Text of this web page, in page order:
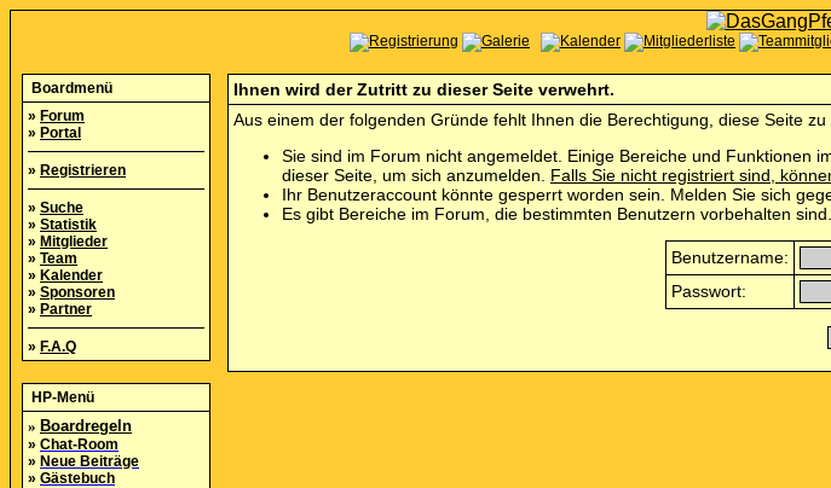
Boardmenü
» Forum
» Portal
» Registrieren
» Suche
» Statistik
» Mitglieder
» Team
» Kalender
» Sponsoren
» Partner
» F.A.Q
HP-Menü
» Boardregeln
» Chat-Room
» Neue Beiträge
» Gästebuch
Ihnen wird der Zutritt zu dieser Seite verwehrt.
Aus einem der folgenden Gründe fehlt Ihnen die Berechtigung, diese Seite zu
Sie sind im Forum nicht angemeldet. Einige Bereiche und Funktionen
dieser Seite, um sich anzumelden. Falls Sie nicht registriert sind,
Ihr Benutzeraccount könnte gesperrt worden sein. Melden Sie sich
Es gibt Bereiche im Forum, die bestimmten Benutzern vorbehalten
Benutzername:
Passwort: